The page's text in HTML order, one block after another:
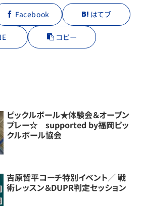
Facebook はてブ
コピー
ピックルボール★体験会＆オープン
プレー☆ supported by福岡ピッ
クルボール協会
吉原哲平コーチ特別イベント／ 戦
術レッスン＆DUPR判定セッション